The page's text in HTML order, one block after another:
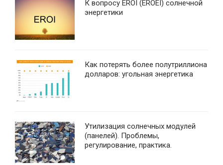
К вопросу EROI (EROEI) солнечной
энергетики
Как потерять более полутриллиона
долларов: угольная энергетика
Утилизация солнечных модулей
(панелей). Проблемы,
регулирование, практика.